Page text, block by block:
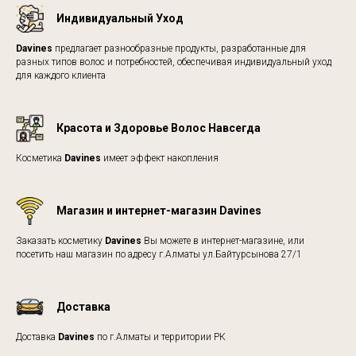
Индивидуальный Уход
Davines предлагает разнообразные продукты, разработанные для
разных типов волос и потребностей, обеспечивая индивидуальный уход
для каждого клиента
Красота и Здоровье Волос Навсегда
Косметика Davines имеет эффект накопления
Магазин и интернет-магазин Davines
Заказать косметику Davines Вы можете в интернет-магазине, или
посетить наш магазин по адресу г.Алматы ул.Байтурсынова 27/1
Доставка
Доставка Davines по г.Алматы и территории РК